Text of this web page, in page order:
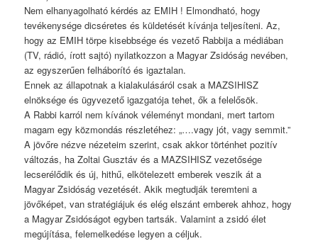
Nem elhanyagolható kérdés az EMIH ! Elmondható, hogy
tevékenysége dicséretes és küldetését kívánja teljesíteni. Az,
hogy az EMIH törpe kisebbsége és vezető Rabbija a médiában
(TV, rádió, írott sajtó) nyilatkozzon a Magyar Zsidóság nevében,
az egyszerűen felháborító és igaztalan.
Ennek az állapotnak a kialakulásáról csak a MAZSIHISZ
elnöksége és ügyvezető igazgatója tehet, ők a felelősök.
A Rabbi karról nem kívánok véleményt mondani, mert tartom
magam egy közmondás részletéhez: „….vagy jót, vagy semmit.”
A jövőre nézve nézeteim szerint, csak akkor történhet pozitív
változás, ha Zoltai Gusztáv és a MAZSIHISZ vezetősége
lecserélődik és új, hithű, elkötelezett emberek veszik át a
Magyar Zsidóság vezetését. Akik megtudják teremteni a
jövőképet, van stratégiájuk és elég elszánt emberek ahhoz, hogy
a Magyar Zsidóságot egyben tartsák. Valamint a zsidó élet
megújítása, felemelkedése legyen a céljuk.